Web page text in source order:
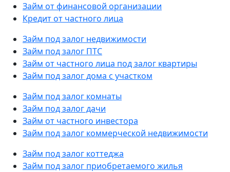
Займ от финансовой организации
Кредит от частного лица
Займ под залог недвижимости
Займ под залог ПТС
Займ от частного лица под залог квартиры
Займ под залог дома с участком
Займ под залог комнаты
Займ под залог дачи
Займ от частного инвестора
Займ под залог коммерческой недвижимости
Займ под залог коттеджа
Займ под залог приобретаемого жилья